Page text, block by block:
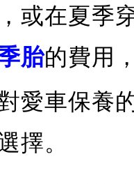
，或在夏季
胎的費用
愛車保養
擇。